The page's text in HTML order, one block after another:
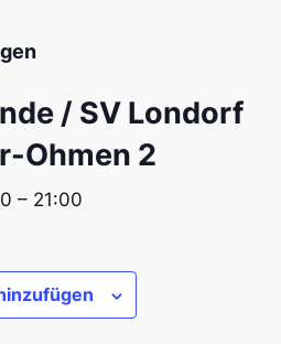
/ SV Londorf
Ohmen 2
– 21:00